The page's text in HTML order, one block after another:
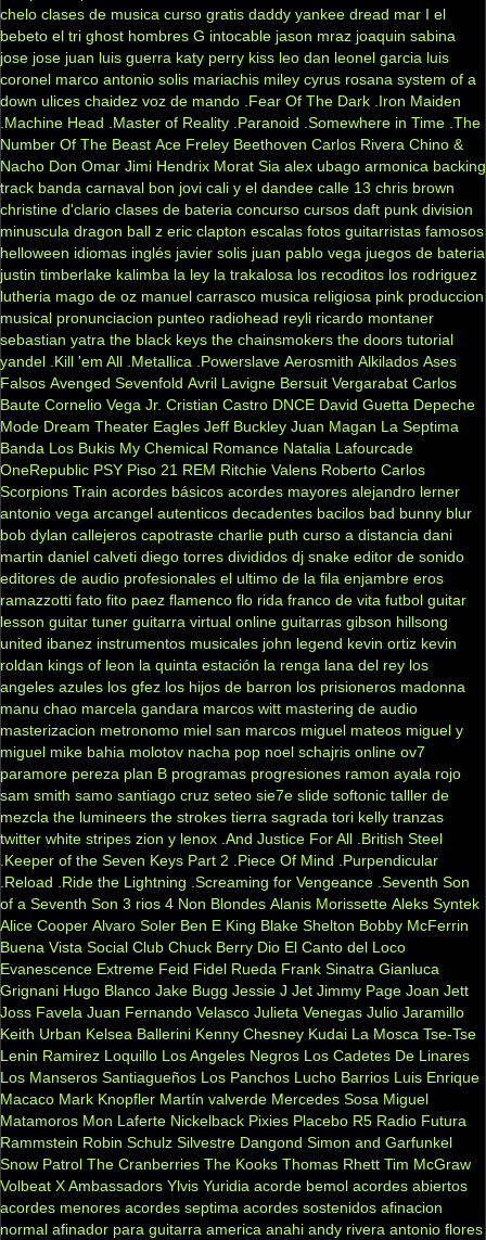
chelo clases de musica curso gratis daddy yankee dread mar I el
bebeto el tri ghost hombres G intocable jason mraz joaquin sabina
jose jose juan luis guerra katy perry kiss leo dan leonel garcia luis
coronel marco antonio solis mariachis miley cyrus rosana system of a
down ulices chaidez voz de mando .Fear Of The Dark .Iron Maiden
.Machine Head
.Master of Reality .Paranoid .Somewhere in Time .The
Number Of The Beast Ace Freley Beethoven Carlos Rivera Chino &
Nacho Don Omar Jimi Hendrix Morat Sia alex ubago armonica backing
track banda carnaval bon jovi cali y el dandee calle 13 chris brown
christine d'clario clases de bateria concurso cursos daft punk division
minuscula dragon ball z eric clapton escalas fotos guitarristas famosos
helloween idiomas inglés javier solis juan pablo vega juegos de bateria
justin timberlake kalimba la ley la trakalosa los recoditos los rodriguez
lutheria mago de oz manuel carrasco musica religiosa pink produccion
musical pronunciacion punteo radiohead reyli ricardo montaner
sebastian yatra the black keys the chainsmokers the doors tutorial
yandel .Kill 'em All .Metallica .Powerslave Aerosmith Alkilados Ases
Falsos Avenged Sevenfold Avril Lavigne Bersuit Vergarabat Carlos
Baute Cornelio Vega Jr. Cristian Castro DNCE David Guetta Depeche
Mode Dream Theater Eagles Jeff Buckley Juan Magan La Septima
Banda Los Bukis My Chemical Romance Natalia Lafourcade
OneRepublic PSY Piso 21 REM Ritchie Valens Roberto Carlos
Scorpions Train acordes básicos acordes mayores alejandro lerner
antonio vega arcangel autenticos decadentes bacilos bad bunny blur
bob dylan callejeros capotraste charlie puth curso a distancia dani
martin daniel calveti diego torres divididos dj snake editor de sonido
editores de audio profesionales el ultimo de la fila enjambre eros
ramazzotti fato fito paez flamenco flo rida franco de vita futbol guitar
lesson guitar tuner guitarra virtual online guitarras gibson hillsong
united ibanez instrumentos musicales john legend kevin ortiz kevin
roldan kings of leon la quinta estación la renga lana del rey los
angeles azules los gfez los hijos de barron los prisioneros madonna
manu chao marcela gandara marcos witt mastering de audio
masterizacion metronomo miel san marcos miguel mateos miguel y
miguel mike bahia molotov nacha pop noel schajris online ov7
paramore pereza plan B programas progresiones ramon ayala rojo
sam smith samo santiago cruz seteo sie7e slide softonic talller de
mezcla the lumineers the strokes tierra sagrada tori kelly tranzas
twitter white stripes zion y lenox .And Justice For All .British Steel
.Keeper of the Seven Keys Part 2
.Piece Of Mind
.Purpendicular
.Reload
.Ride the Lightning .Screaming for Vengeance .Seventh Son
of a Seventh Son 3 rios 4 Non Blondes Alanis Morissette Aleks Syntek
Alice Cooper Alvaro Soler Ben E King Blake Shelton Bobby McFerrin
Buena Vista Social Club Chuck Berry Dio El Canto del Loco
Evanescence Extreme Feid Fidel Rueda Frank Sinatra Gianluca
Grignani Hugo Blanco Jake Bugg Jessie J Jet Jimmy Page Joan Jett
Joss Favela Juan Fernando Velasco Julieta Venegas Julio Jaramillo
Keith Urban Kelsea Ballerini Kenny Chesney Kudai La Mosca Tse-Tse
Lenin Ramirez Loquillo Los Angeles Negros Los Cadetes De Linares
Los Manseros Santiagueños Los Panchos Lucho Barrios Luis Enrique
Macaco Mark Knopfler Martín valverde Mercedes Sosa Miguel
Matamoros Mon Laferte Nickelback Pixies Placebo R5 Radio Futura
Rammstein Robin Schulz Silvestre Dangond Simon and Garfunkel
Snow Patrol The Cranberries The Kooks Thomas Rhett Tim McGraw
Volbeat X Ambassadors Ylvis Yuridia acorde bemol acordes abiertos
acordes menores acordes septima acordes sostenidos afinacion
normal afinador para guitarra america anahi andy rivera antonio flores